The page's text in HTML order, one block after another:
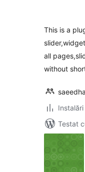
This is a
all
without
Testat